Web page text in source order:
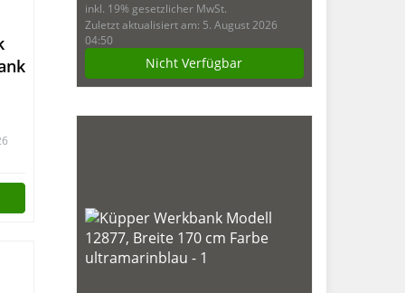
inkl. 19% gesetzlicher MwSt.
Zuletzt aktualisiert am: 5. August 2026
04:50
Nicht Verfügbar